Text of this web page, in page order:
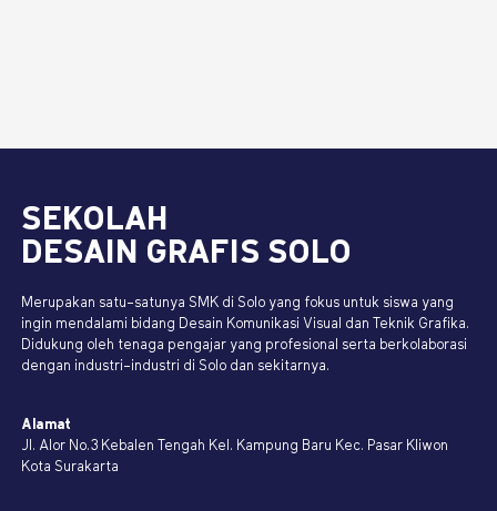
SEKOLAH
DESAIN GRAFIS SOLO
Merupakan satu-satunya SMK di Solo yang fokus untuk siswa yang
ingin mendalami bidang Desain Komunikasi Visual dan Teknik Grafika.
Didukung oleh tenaga pengajar yang profesional serta berkolaborasi
dengan industri-industri di Solo dan sekitarnya.
Alamat
Jl. Alor No.3 Kebalen Tengah Kel. Kampung Baru Kec. Pasar Kliwon
Kota Surakarta